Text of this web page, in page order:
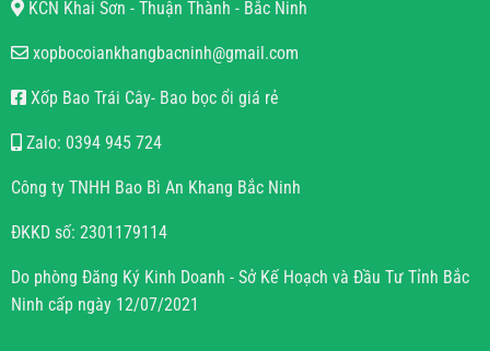
KCN Khai Sơn - Thuận Thành - Bắc Ninh
xopbocoiankhangbacninh@gmail.com
Xốp Bao Trái Cây- Bao bọc ổi giá rẻ
Zalo: 0394 945 724
Công ty TNHH Bao Bì An Khang Bắc Ninh
ĐKKD số: 2301179114
Do phòng Đăng Ký Kinh Doanh - Sở Kế Hoạch và Đầu Tư Tỉnh Bắc
Ninh cấp ngày 12/07/2021